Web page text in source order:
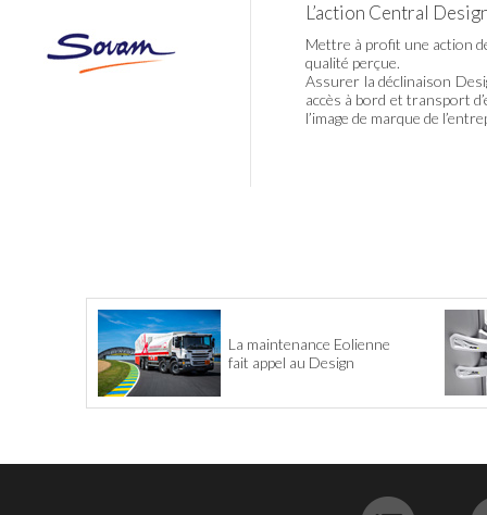
L’action Central
Mettre à profit une action
qualité perçue.
Assurer la déclinaison
accès à bord et transport
l’image de marque de
La maintenance Eolienne
fait appel au Design